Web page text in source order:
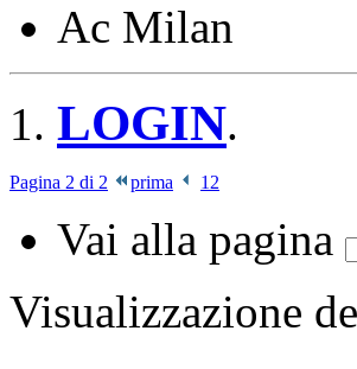
Ac Milan
LOGIN.
Pagina 2 di 2 prima 1 2
Vai alla pagina
Visualizzazione